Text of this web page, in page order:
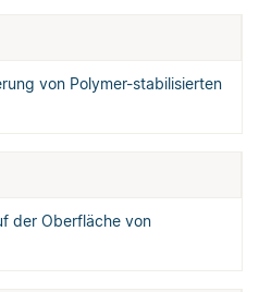
von Polymer-stabilisierten
der Oberfläche von